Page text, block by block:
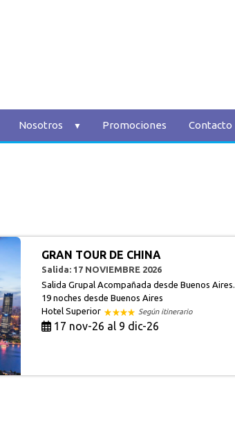
Nosotros Promociones Contacto
GRAN TOUR DE CHINA
Salida: 17 NOVIEMBRE 2026
Salida Grupal Acompañada desde Buenos Aires.
19 noches desde Buenos Aires
Hotel Superior
Según itinerario
17 nov-26 al 9 dic-26